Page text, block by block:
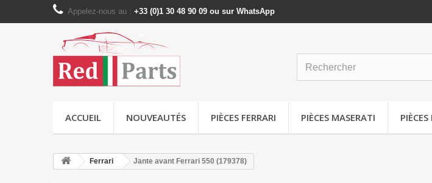
Appelez-nous au : +33 (0)1 30 48 90 09 ou sur WhatsApp
ACCUEIL NOUVEAUTÉS PIÈCES FERRARI PIÈCES MASERATI
Ferrari Jante avant Ferrari 550 (179378)